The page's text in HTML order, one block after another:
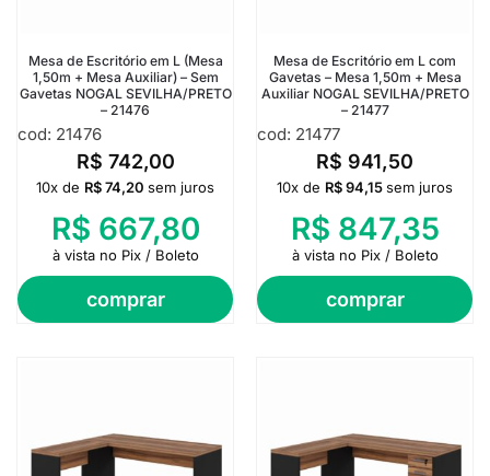
Mesa de Escritório em L (Mesa
1,50m + Mesa Auxiliar) – Sem
Gavetas NOGAL SEVILHA/PRETO
– 21476
cod: 21476
R$ 742,00
comprar
10x de R$74,20 sem juros
R$ 667,80
à vista no Pix / Boleto
Mesa de Escritório em L com
Gavetas – Mesa 1,50m + Mesa
Auxiliar NOGAL SEVILHA/PRETO
– 21477
cod: 21477
R$ 941,50
comprar
10x de R$94,15sem juros
R$ 847,35
à vista no Pix / Boleto